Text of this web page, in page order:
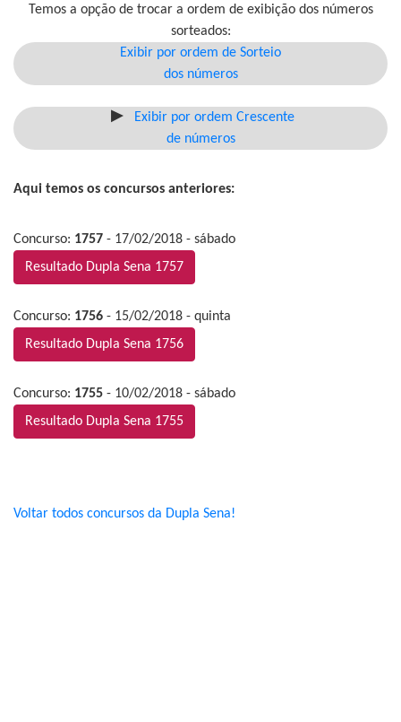
Temos a opção de trocar a ordem de exibição dos números
sorteados:
Exibir por ordem de Sorteio
dos números
Exibir por ordem Crescente
de números
Aqui temos os concursos anteriores:
Concurso: 1757 - 17/02/2018 - sábado
Resultado Dupla Sena 1757
Concurso: 1756 - 15/02/2018 - quinta
Resultado Dupla Sena 1756
Concurso: 1755 - 10/02/2018 - sábado
Resultado Dupla Sena 1755
Voltar todos concursos da Dupla Sena!